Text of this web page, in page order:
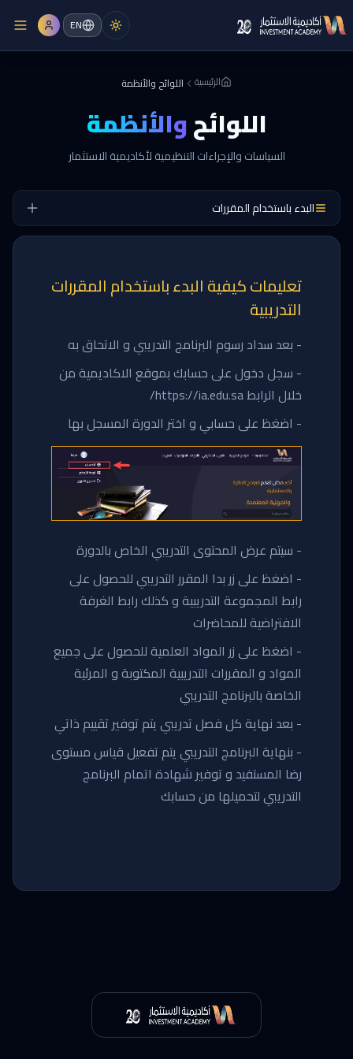
EN
الرئيسية اللوائح والأنظمة
اللوائحوالأنظمة
السياسات والإجراءات التنظيمية لأكاديمية الاستثمار
البدء باستخدام المقررات
تعليمات كيفية البدء باستخدام المقررات
التدريبية
- بعد سداد رسوم البرنامج التدريبي و الاتحاق به
- سجل دخول على حسابك بموقع الاكاديمية من
خلال الرابط https://ia.edu.sa/
- اضغظ على حسابي و اختر الدورة المسجل بها
- سيتم عرض المحتوى التدريبي الخاص بالدورة
- اضغظ على زر بدا المقرر التدريبي للحصول على
رابط المجموعة التدريبية و كذلك رابط الغرفة
الافتراضية للمحاضرات
- اضغظ على زر المواد العلمية للحصول على جميع
المواد و المقررات التدريبية المكتوبة و المرئية
الخاصة بالبرنامج التدريبي
- بعد نهاية كل فصل تدريبي يتم توفير تقييم ذاتي
- بنهاية البرنامج التدريبي يتم تفعيل قياس مستوى
رضا المستفيد و توفير شهادة اتمام البرنامج
التدريبي لتحميلها من حسابك